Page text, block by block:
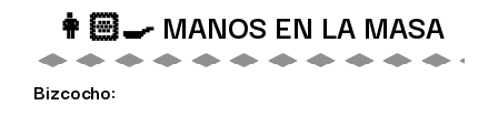
👩🏻‍🍳 MANOS EN LA MASA
Bizcocho: